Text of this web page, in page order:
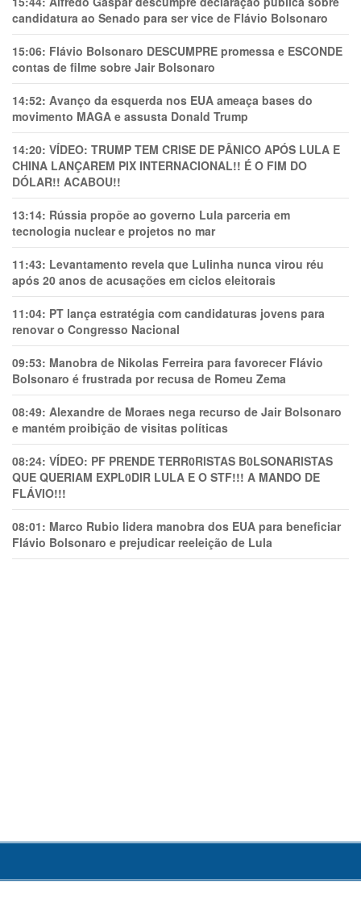
candidatura ao Senado para ser vice de Flávio Bolsonaro
15:06: Flávio Bolsonaro DESCUMPRE promessa e ESCONDE
contas de filme sobre Jair Bolsonaro
14:52: Avanço da esquerda nos EUA ameaça bases do
movimento MAGA e assusta Donald Trump
14:20: VÍDEO: TRUMP TEM CRlSE DE PÂNlCO APÓS LULA E
CHINA LANÇAREM PIX INTERNACIONAL!! É O FIM DO
DÓLAR!! ACABOU!!
13:14: Rússia propõe ao governo Lula parceria em
tecnologia nuclear e projetos no mar
11:43: Levantamento revela que Lulinha nunca virou réu
após 20 anos de acusações em ciclos eleitorais
11:04: PT lança estratégia com candidaturas jovens para
renovar o Congresso Nacional
09:53: Manobra de Nikolas Ferreira para favorecer Flávio
Bolsonaro é frustrada por recusa de Romeu Zema
08:49: Alexandre de Moraes nega recurso de Jair Bolsonaro
e mantém proibição de visitas políticas
08:24: VÍDEO: PF PRENDE TERR0RlSTAS B0LSONARlSTAS
QUE QUERIAM EXPL0DlR LULA E O STF!!! A MANDO DE
FLÁVIO!!!
08:01: Marco Rubio lidera manobra dos EUA para beneficiar
Flávio Bolsonaro e prejudicar reeleição de Lula